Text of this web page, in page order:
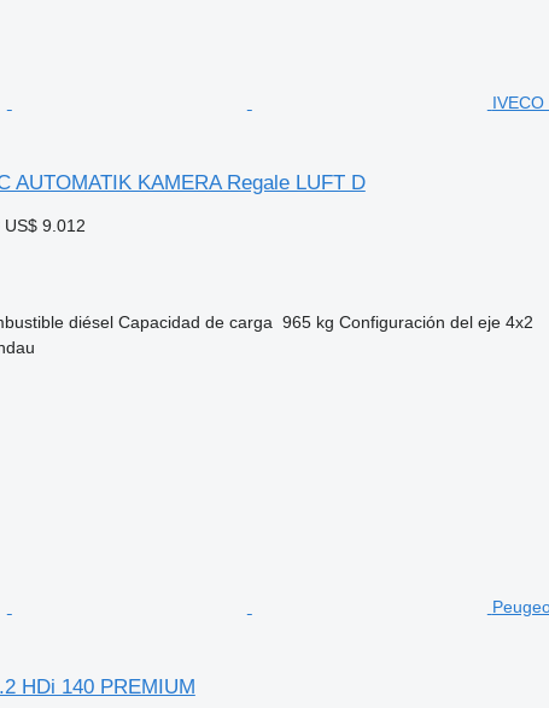
AUTOMATIK KAMERA Regale LUFT D
US$ 9.012
diésel Capacidad de carga 965 kg Configuración del eje 4x2
HDi 140 PREMIUM